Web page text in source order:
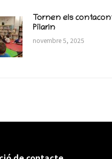
Tornen els
Pilarín
novembre 5, 2025